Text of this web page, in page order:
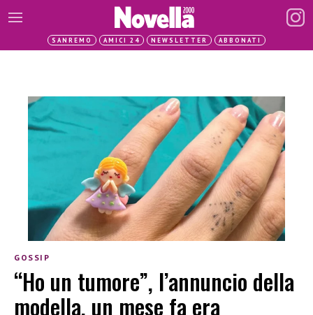
SANREMO AMICI 24 NEWSLETTER ABBONATI
GOSSIP
“Ho un tumore”, l’annuncio della
modella, un mese fa era